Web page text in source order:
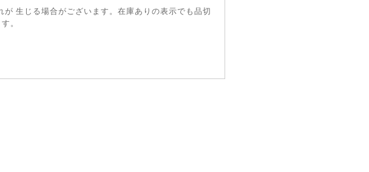
生じる場合がございます。在庫ありの表示でも品切
。